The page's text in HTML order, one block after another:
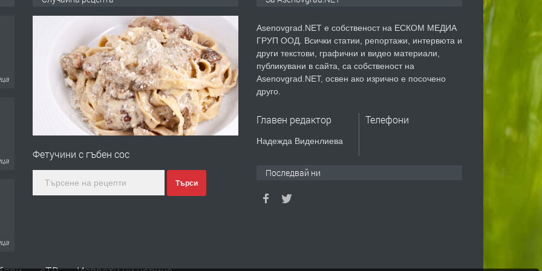
Фетучини с гъбен сос
Търси
Asenovgrad.NET е собственост на ЕСКОМ МЕДИА
ГРУП ООД. Всички статии, репортажи, интервюта и
други текстови, графични и видео материали,
публикувани в сайта, са собственост на
Asenovgrad.NET, освен ако изрично е посочено
друго.
Главен редактор
Надежда Виденлиева
Телефони
Последвай ни